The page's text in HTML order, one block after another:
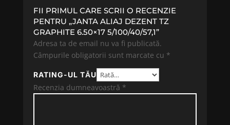
FII PRIMUL CARE SCRII O RECENZIE
PENTRU „JANTA ALIAJ DEZENT TZ
GRAPHITE 6.50×17 5/100/40/57,1”
Adresa ta de email nu va fi publicată.
Câmpurile obligatorii sunt marcate cu *
RATING-UL TĂU
Recenzia dumneavoastră *